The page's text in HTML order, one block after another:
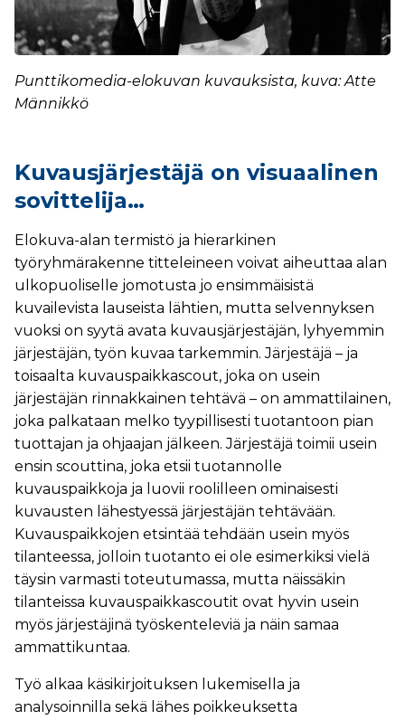
Punttikomedia-elokuvan kuvauksista, kuva: Atte
Männikkö
Kuvausjärjestäjä on visuaalinen
sovittelija…
Elokuva-alan termistö ja hierarkinen
työryhmärakenne titteleineen voivat aiheuttaa alan
ulkopuoliselle jomotusta jo ensimmäisistä
kuvailevista lauseista lähtien, mutta selvennyksen
vuoksi on syytä avata kuvausjärjestäjän, lyhyemmin
järjestäjän, työn kuvaa tarkemmin. Järjestäjä – ja
toisaalta kuvauspaikkascout, joka on usein
järjestäjän rinnakkainen tehtävä – on ammattilainen,
joka palkataan melko tyypillisesti tuotantoon pian
tuottajan ja ohjaajan jälkeen. Järjestäjä toimii usein
ensin scouttina, joka etsii tuotannolle
kuvauspaikkoja ja luovii roolilleen ominaisesti
kuvausten lähestyessä järjestäjän tehtävään.
Kuvauspaikkojen etsintää tehdään usein myös
tilanteessa, jolloin tuotanto ei ole esimerkiksi vielä
täysin varmasti toteutumassa, mutta näissäkin
tilanteissa kuvauspaikkascoutit ovat hyvin usein
myös järjestäjinä työskenteleviä ja näin samaa
ammattikuntaa.
Työ alkaa käsikirjoituksen lukemisella ja
analysoinnilla sekä lähes poikkeuksetta